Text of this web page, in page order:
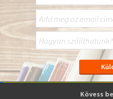
Kövess